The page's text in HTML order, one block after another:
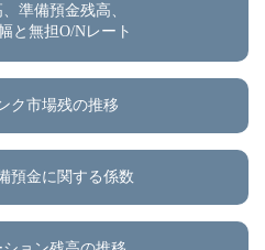
準備預金残高、
と無担O/Nレート
ク市場残の推移
預金に関する係数